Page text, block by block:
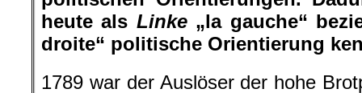
Landes. Aber wie 1789, stürmen
gauche“ wie auch Rechte „la
einer kann sagen, wer diesmal am
Balustrade steht und sein Banner